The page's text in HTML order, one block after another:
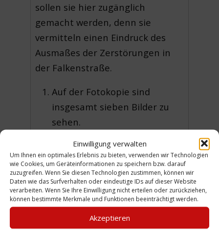
Einwilligung verwalten
Um Ihnen ein optimales Erlebnis zu bieten, verwenden wir Technologien
wie Cookies, um Geräteinformationen zu speichern bzw. darauf
zuzugreifen. Wenn Sie diesen Technologien zustimmen, können wir
Daten wie das Surfverhalten oder eindeutige IDs auf dieser Website
verarbeiten. Wenn Sie Ihre Einwilligung nicht erteilen oder zurückziehen,
können bestimmte Merkmale und Funktionen beeinträchtigt werden.
Akzeptieren
sollen sie hier zugänglich
gemacht werden, denn sie
vermitteln einen Eindruck des
Ausmaßes der Zerstörungen in
der Falkenstraße.
Auf der Fotokopie sind
insgesamt sieben Bilder zu
sehen.
Vergrößerungen Fotos 1 bis 3
auf der linken Seite im
Hochformat.
Vergrößerungen der Fotos 4
bis 7 auf der rechten Seite im
Querformat.